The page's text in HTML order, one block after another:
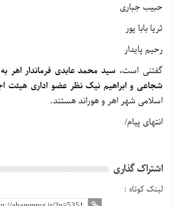
حبیب جباری
ثریا بابا پور
رحیم پایدار
گفتنی است، سید محمد عابدی فرماندار اهر
شجاعی و ابراهیم نیک نظر عضو اداری هیئت
اسلامی شهر اهر و هوراند هستند.
انتهای پیام/
اشتراک گذاری
لینک کوتاه :